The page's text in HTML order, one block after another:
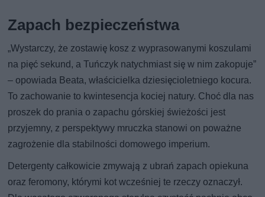
Zapach bezpieczeństwa
„Wystarczy, że zostawię kosz z wyprasowanymi koszulami
na pięć sekund, a Tuńczyk natychmiast się w nim zakopuje”
– opowiada Beata, właścicielka dziesięcioletniego kocura.
To zachowanie to kwintesencja kociej natury. Choć dla nas
proszek do prania o zapachu górskiej świeżości jest
przyjemny, z perspektywy mruczka stanowi on poważne
zagrożenie dla stabilności domowego imperium.
Detergenty całkowicie zmywają z ubrań zapach opiekuna
oraz feromony, którymi kot wcześniej te rzeczy oznaczył.